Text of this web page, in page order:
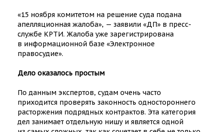
«15 ноября комитетом на решение суда подана
апелляционная жалоба», — заявили «ДП» в пресс-
службе КРТИ. Жалоба уже зарегистрирована
в информационной базе «Электронное
правосудие».
Дело оказалось простым
По данным экспертов, судам очень часто
приходится проверять законность одностороннего
расторжения подрядных контрактов. Эта категория
дел занимает отдельную нишу и является одной